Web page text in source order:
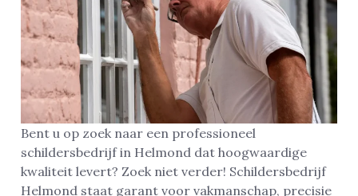
Bent u op zoek naar een professioneel
schildersbedrijf in Helmond dat hoogwaardige
kwaliteit levert? Zoek niet verder! Schildersbedrijf
Helmond staat garant voor vakmanschap, precisie